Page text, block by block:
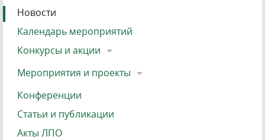
Новости
Календарь мероприятий
Конкурсы и акции
Мероприятия и проекты
Конференции
Статьи и публикации
Акты ЛПО